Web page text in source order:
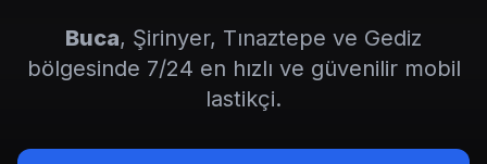
Buca, Şirinyer, Tınaztepe ve Gediz
bölgesinde 7/24 en hızlı ve güvenilir mobil
lastikçi.